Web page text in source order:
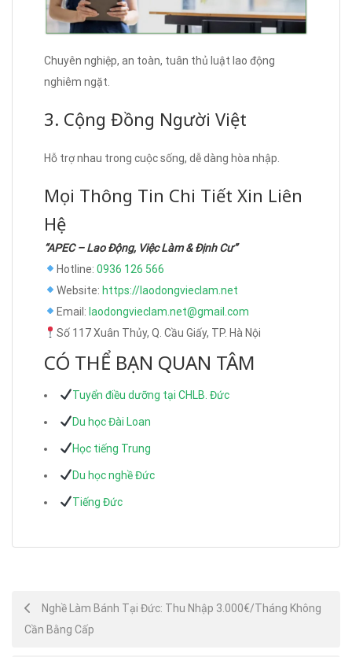
Chuyên nghiệp, an toàn, tuân thủ luật lao động
nghiêm ngặt.
3. Cộng Đồng Người Việt
Hỗ trợ nhau trong cuộc sống, dễ dàng hòa nhập.
Mọi Thông Tin Chi Tiết Xin Liên
Hệ
“APEC – Lao Động, Việc Làm & Định Cư”
Hotline: 0936 126 566
Website: https://laodongvieclam.net
Email: laodongvieclam.net@gmail.com
Số 117 Xuân Thủy, Q. Cầu Giấy, TP. Hà Nội
CÓ THỂ BẠN QUAN TÂM
Tuyển điều dưỡng tại CHLB. Đức
Du học Đài Loan
Học tiếng Trung
Du học nghề Đức
Tiếng Đức
Post
navigation
Nghề Làm Bánh Tại Đức: Thu Nhập 3.000€/Tháng Không
Cần Bằng Cấp